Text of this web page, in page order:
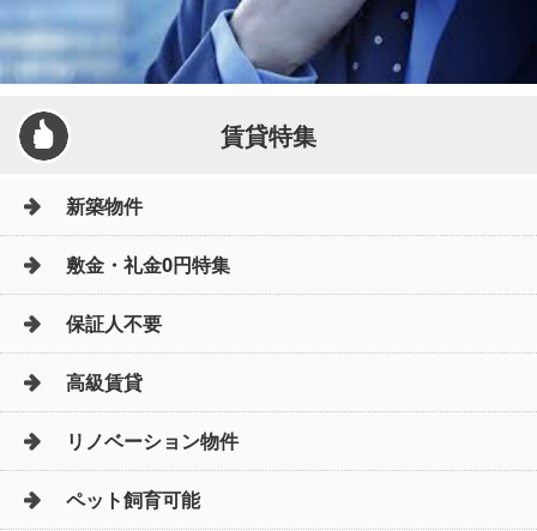
賃貸特集
新築物件
敷金・礼金0円特集
保証人不要
高級賃貸
リノベーション物件
ペット飼育可能